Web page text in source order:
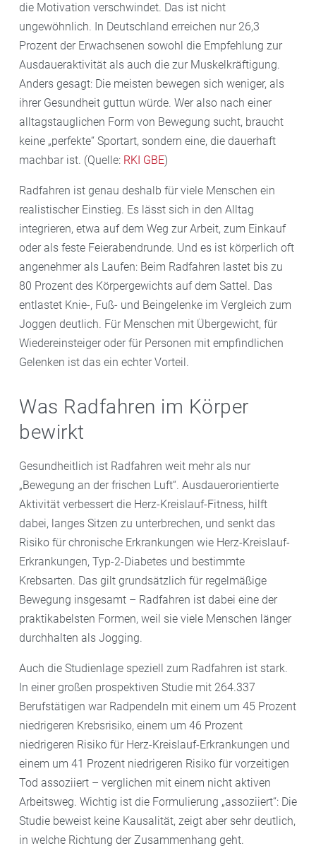
die Motivation verschwindet. Das ist nicht
ungewöhnlich. In Deutschland erreichen nur 26,3
Prozent der Erwachsenen sowohl die Empfehlung zur
Ausdaueraktivität als auch die zur Muskelkräftigung.
Anders gesagt: Die meisten bewegen sich weniger, als
ihrer Gesundheit guttun würde. Wer also nach einer
alltagstauglichen Form von Bewegung sucht, braucht
keine „perfekte“ Sportart, sondern eine, die dauerhaft
machbar ist. (Quelle: RKI GBE)
Radfahren ist genau deshalb für viele Menschen ein
realistischer Einstieg. Es lässt sich in den Alltag
integrieren, etwa auf dem Weg zur Arbeit, zum Einkauf
oder als feste Feierabendrunde. Und es ist körperlich oft
angenehmer als Laufen: Beim Radfahren lastet bis zu
80 Prozent des Körpergewichts auf dem Sattel. Das
entlastet Knie-, Fuß- und Beingelenke im Vergleich zum
Joggen deutlich. Für Menschen mit Übergewicht, für
Wiedereinsteiger oder für Personen mit empfindlichen
Gelenken ist das ein echter Vorteil.
Was Radfahren im Körper
bewirkt
Gesundheitlich ist Radfahren weit mehr als nur
„Bewegung an der frischen Luft“. Ausdauerorientierte
Aktivität verbessert die Herz-Kreislauf-Fitness, hilft
dabei, langes Sitzen zu unterbrechen, und senkt das
Risiko für chronische Erkrankungen wie Herz-Kreislauf-
Erkrankungen, Typ-2-Diabetes und bestimmte
Krebsarten. Das gilt grundsätzlich für regelmäßige
Bewegung insgesamt – Radfahren ist dabei eine der
praktikabelsten Formen, weil sie viele Menschen länger
durchhalten als Jogging.
Auch die Studienlage speziell zum Radfahren ist stark.
In einer großen prospektiven Studie mit 264.337
Berufstätigen war Radpendeln mit einem um 45 Prozent
niedrigeren Krebsrisiko, einem um 46 Prozent
niedrigeren Risiko für Herz-Kreislauf-Erkrankungen und
einem um 41 Prozent niedrigeren Risiko für vorzeitigen
Tod assoziiert – verglichen mit einem nicht aktiven
Arbeitsweg. Wichtig ist die Formulierung „assoziiert“: Die
Studie beweist keine Kausalität, zeigt aber sehr deutlich,
in welche Richtung der Zusammenhang geht.